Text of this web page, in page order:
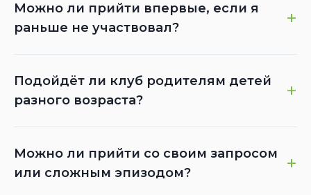
Можно ли прийти впервые, если я
раньше не участвовал?
+
Подойдёт ли клуб родителям детей
разного возраста?
+
Можно ли прийти со своим запросом
или сложным эпизодом?
+